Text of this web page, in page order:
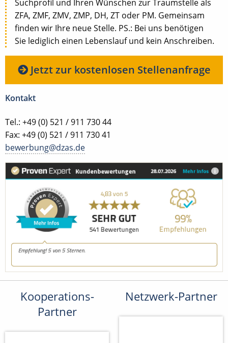
Suchprofil und Ihren Wünschen zur Traumstelle als
ZFA, ZMF, ZMV, ZMP, DH, ZT oder PM. Gemeinsam
finden wir Ihre neue Stelle. PS.: Bei uns benötigen
Sie lediglich einen Lebenslauf und kein Anschreiben.
Jetzt zur kostenlosen Stellenanfrage
Kontakt
Tel.: +49 (0) 521 / 911 730 44
Fax: +49 (0) 521 / 911 730 41
bewerbung@dzas.de
Kooperations-
Partner
Netzwerk-Partner